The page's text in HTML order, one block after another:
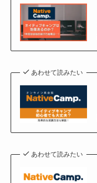
あわせて読みたい
あわせて読みたい